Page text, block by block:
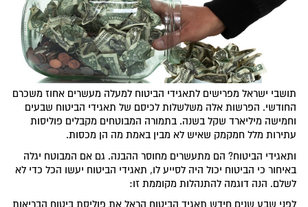
תושבי ישראל מפרישים לתאגידי הביטוח למעלה מעשרים אחוז משכרם
החודשי. הפרשות אלה משלשלות לכיסם של תאגידי הביטוח שבעים
וחמישה מיליארד שקל בשנה. בתמורה המבוטחים מקבלים פוליסות
עתירות מלל חמקמק שאיש לא מבין באמת מה הן מכסות.
ותאגידי הביטוח? הם מתעשרים מחוסר ההבנה. גם אם המבוטח יגלה
באיחור כי הביטוח יכול היה לסייע לו, תאגידי הביטוח יעשו הכל כדי לא
לשלם. הנה דוגמה להתנהלות מקוממת זו:
לפני שבע שנים חידש תאגיד הביטוח הראל את פוליסת ביטוח הבריאות